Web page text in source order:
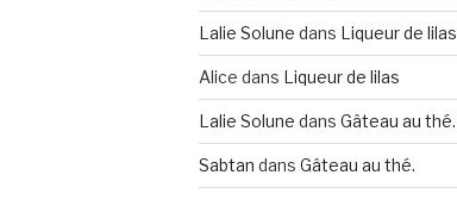
Lalie Solune dans Liqueur de lilas
Alice dans Liqueur de lilas
Lalie Solune dans Gâteau au thé.
Sabtan dans Gâteau au thé.